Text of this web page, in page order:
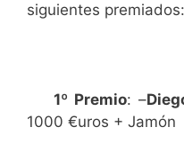
siguientes premiados:
1º Premio: –
1000 €uros + Jamón